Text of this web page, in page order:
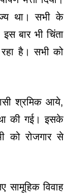
था। सभी के
बार भी चिंता
है। सभी को
श्रमिक आये,
की गई। इसके
को रोजगार से
सामूहिक विवाह